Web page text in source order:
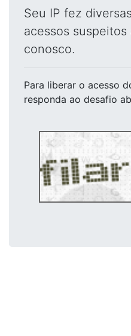
Seu IP fez
acessos
conosco.
Para liberar o acesso
responda ao desafio